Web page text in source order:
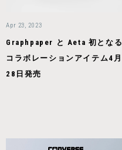
Apr 23, 2023
Graphpaper と Aeta 初となる
コラボレーションアイテム4月
28日発売